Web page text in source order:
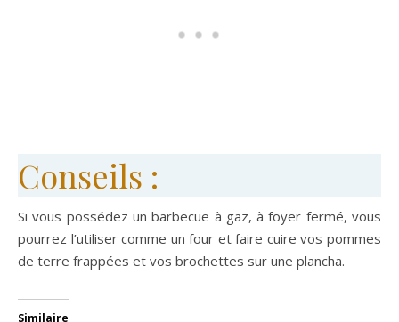
Conseils :
Si vous possédez un barbecue à gaz, à foyer fermé, vous
pourrez l’utiliser comme un four et faire cuire vos pommes
de terre frappées et vos brochettes sur une plancha.
Similaire